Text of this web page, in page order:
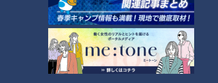
のまま使う。これが他の地区のラーメンとは違う一番の特徴で